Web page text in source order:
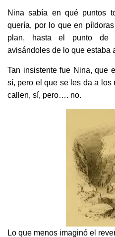
Nina sabía en qué puntos
quería, por lo que en
plan, hasta el punto de
avisándoles de lo que estaba
Tan insistente fue Nina, que
sí, pero el que se les da a
callen, sí, pero…. no.
Lo que menos imaginó el